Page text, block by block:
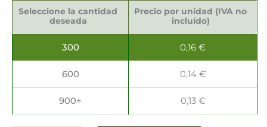
Seleccione la cantidad
deseada
Precio por unidad (IVA no
incluído)
300 0,16€
600 0,14 €
900+ 0,13 €
para
Ensaladeras